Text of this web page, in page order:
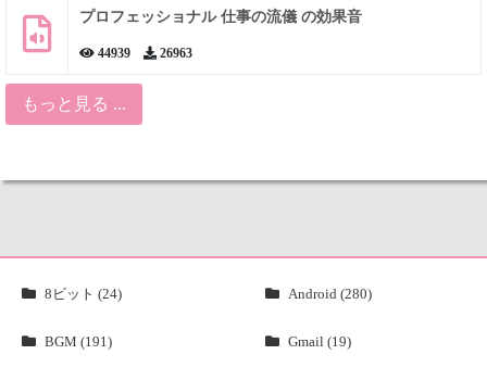
プロフェッショナル 仕事の流儀 の効果音
44939 26963
もっと見る ...
8ビット (24) Android (280)
BGM (191) Gmail (19)